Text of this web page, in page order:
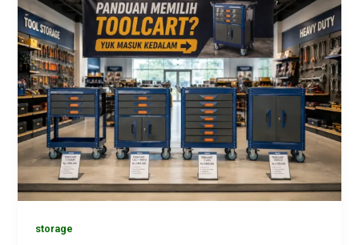
storage